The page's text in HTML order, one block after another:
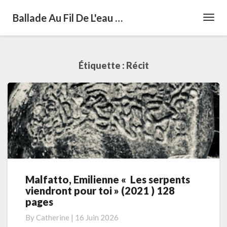
Ballade Au Fil De L'eau …
Étiquette : Récit
Malfatto,
Emilienne
«
serpents
Malfatto, Emilienne « Les serpents
viendront pour toi » (2021 ) 128
pages
By Catherine | 16 Juin 2026